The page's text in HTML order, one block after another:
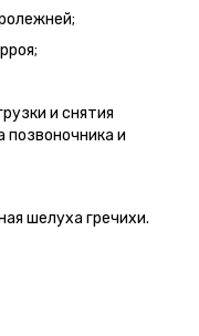
и снятия
позвоночника и
шелуха гречихи.